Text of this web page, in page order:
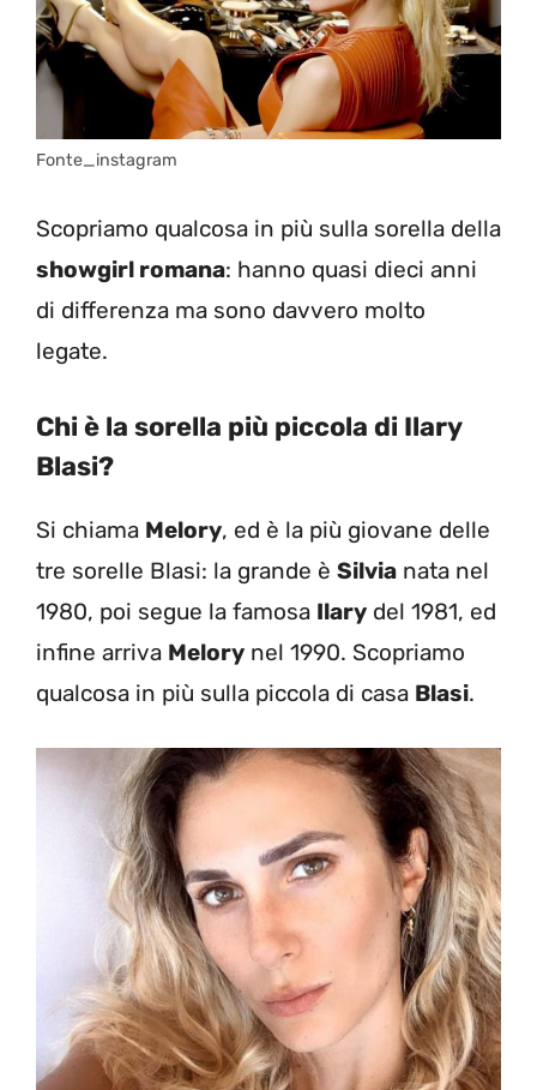
Fonte_instagram
Scopriamo qualcosa in più sulla sorella della
showgirl romana: hanno quasi dieci anni
di differenza ma sono davvero molto
legate.
Chi è la sorella più piccola di Ilary
Blasi?
Si chiama Melory, ed è la più giovane delle
tre sorelle Blasi: la grande è Silvia nata nel
1980, poi segue la famosa Ilary del 1981, ed
infine arriva Melory nel 1990. Scopriamo
qualcosa in più sulla piccola di casa Blasi.